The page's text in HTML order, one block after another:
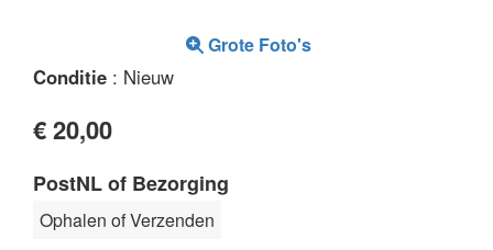
Grote Foto's
Conditie : Nieuw
€ 20,00
PostNL of Bezorging
Ophalen of Verzenden